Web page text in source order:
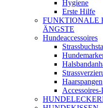
Hygiene
Erste Hilfe
FUNKTIONALE
ÄNGSTE
Hundeaccessoires
Haarspangen
Accessoires-